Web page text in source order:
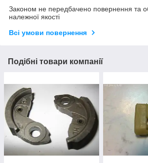
Законом не передбачено повернення та
належної якості
Всі умови повернення
Подібні товари компанії